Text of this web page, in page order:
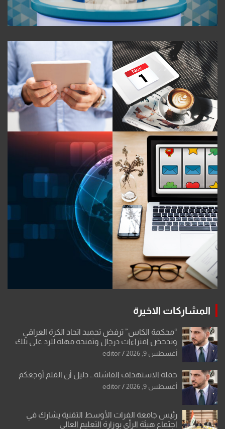
المشاركات الاخيرة
“محكمة الكاس” ترفض تجميد اتحاد الكرة العراقي
وتدحض افتراءات درجال وتمنحه مهلة للرد على تلك
الشكوى
أغسطس 9, 2026 editor
حملة الاستهداف الفاشلة… دليل أن القلم أوجعكم
أغسطس 9, 2026 editor
رئيس جامعة الفرات الأوسط التقنية يشارك في
اجتماع هيئة الرأي بوزارة التعليم العالي